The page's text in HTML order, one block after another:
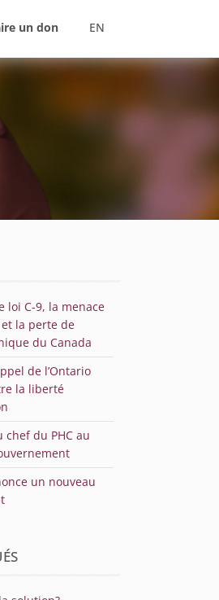
un don EN
loi C-9, la menace
la perte de
du Canada
de l’Ontario
la liberté
chef du PHC au
un nouveau